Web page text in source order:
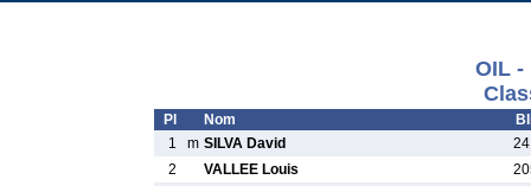
OIL -
Pl Nom
1
m SILVA David
2
VALLEE Louis